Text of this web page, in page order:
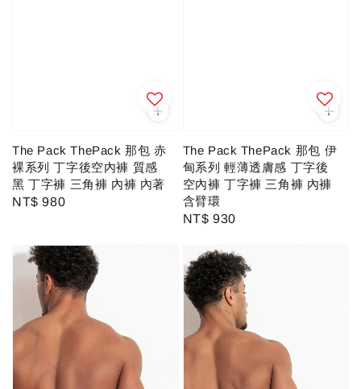
The Pack ThePack 那包 赤
裸系列 丁字後空內褲 質感
黑 丁字褲 三角褲 內褲 內著
Regular
NT$ 980
The Pack ThePack 那包 伊
甸系列 輕薄透膚感 丁字後
空內褲 丁字褲 三角褲 內褲
含臂環
Regular
NT$ 930